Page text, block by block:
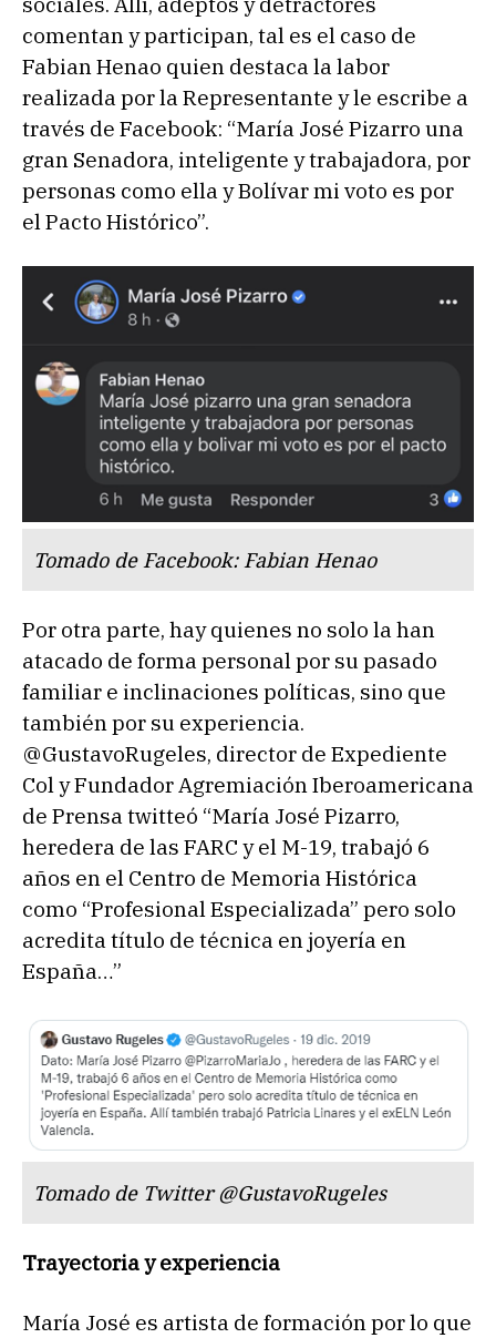
comentan y participan, tal es el caso de
Fabian Henao quien destaca la labor
realizada por la Representante y le escribe a
través de Facebook: “María José Pizarro una
gran Senadora, inteligente y trabajadora, por
personas como ella y Bolívar mi voto es por
el Pacto Histórico”.
Tomado de Facebook: Fabian Henao
Por otra parte, hay quienes no solo la han
atacado de forma personal por su pasado
familiar e inclinaciones políticas, sino que
también por su experiencia.
@GustavoRugeles, director de Expediente
Col y Fundador Agremiación Iberoamericana
de Prensa twitteó “María José Pizarro,
heredera de las FARC y el M-19, trabajó 6
años en el Centro de Memoria Histórica
como “Profesional Especializada” pero solo
acredita título de técnica en joyería en
España…”
Tomado de Twitter @GustavoRugeles
Trayectoria y experiencia
María José es artista de formación por lo que